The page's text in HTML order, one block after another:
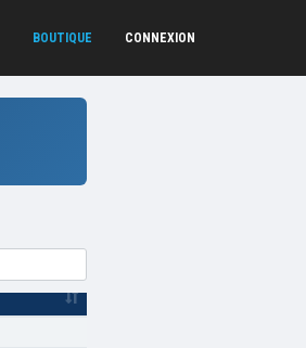
BOUTIQUE CONNEXION